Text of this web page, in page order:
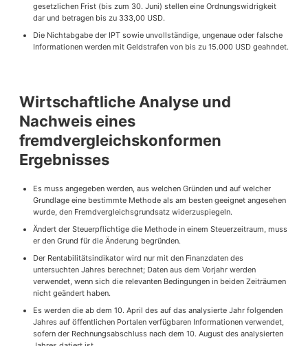
gesetzlichen Frist (bis zum 30. Juni) stellen eine Ordnungswidrigkeit
dar und betragen bis zu 333,00 USD.
Die Nichtabgabe der IPT sowie unvollständige, ungenaue oder falsche
Informationen werden mit Geldstrafen von bis zu 15.000 USD geahndet.
Wirtschaftliche Analyse und
Nachweis eines
fremdvergleichskonformen
Ergebnisses
Es muss angegeben werden, aus welchen Gründen und auf welcher
Grundlage eine bestimmte Methode als am besten geeignet angesehen
wurde, den Fremdvergleichsgrundsatz widerzuspiegeln.
Ändert der Steuerpflichtige die Methode in einem Steuerzeitraum, muss
er den Grund für die Änderung begründen.
Der Rentabilitätsindikator wird nur mit den Finanzdaten des
untersuchten Jahres berechnet; Daten aus dem Vorjahr werden
verwendet, wenn sich die relevanten Bedingungen in beiden Zeiträumen
nicht geändert haben.
Es werden die ab dem 10. April des auf das analysierte Jahr folgenden
Jahres auf öffentlichen Portalen verfügbaren Informationen verwendet,
sofern der Rechnungsabschluss nach dem 10. August des analysierten